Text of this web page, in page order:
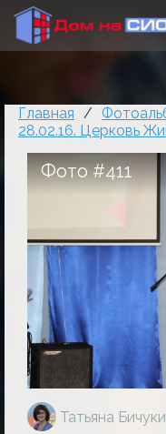
Главная /
28.02.16. Церковь
Фото #411
Татьяна